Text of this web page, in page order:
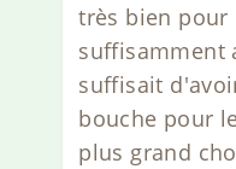
très bien
suffisamment
suffisait
bouche pour
plus grand